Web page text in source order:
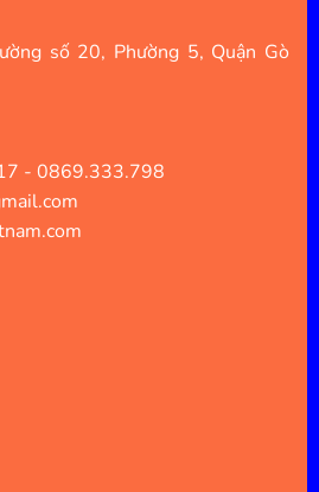
số 20, Phường 5, Quận Gò
- 0869.333.798